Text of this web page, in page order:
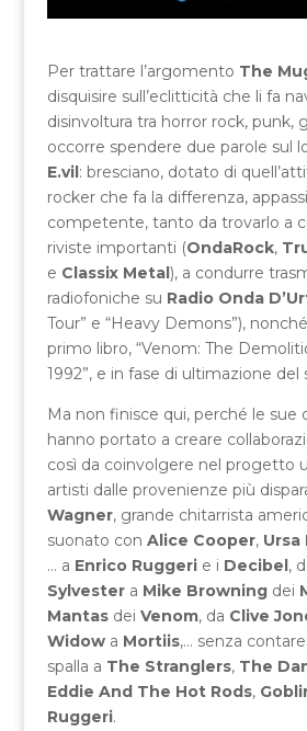
Per trattare l’argomento The
disquisire sull’eclitticità che li fa
disinvoltura tra horror rock, punk,
occorre spendere due parole sul
E.vil: bresciano, dotato di
rocker che fa la differenza,
competente, tanto da trovarlo a
riviste importanti (OndaRock,
e Classix Metal), a condurre
radiofoniche su Radio Onda
Tour” e “Heavy Demons”),
primo libro, “Venom: The
1992”, e in fase di ultimazione del
Ma non finisce qui, perché le sue
hanno portato a creare
così da coinvolgere nel progetto
artisti dalle provenienze più
Wagner, grande chitarrista
suonato con Alice Cooper, Ursa
… a Enrico Ruggerie i Decibel,
Sylvestera Mike Browningdei
Mantasdei Venom, da Clive
Widowa Mortiis,… senza
spalla a The Stranglers, The
Eddie And The Hot Rods,
Ruggeri.